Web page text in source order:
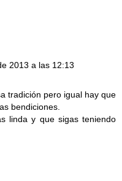
2013 a las 12:13
tradición pero igual hay que
bendiciones.
linda y que sigas teniendo